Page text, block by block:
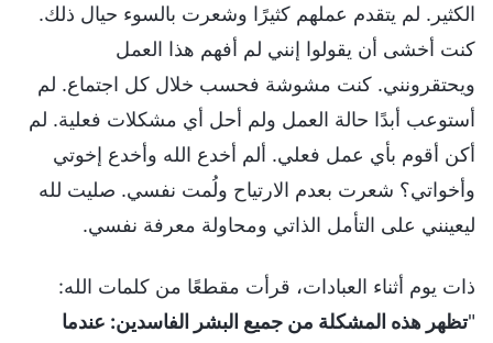
الكثير. لم يتقدم عملهم كثيرًا وشعرت بالسوء حيال ذلك.
كنت أخشى أن يقولوا إنني لم أفهم هذا العمل
ويحتقرونني. كنت مشوشة فحسب خلال كل اجتماع. لم
أستوعب أبدًا حالة العمل ولم أحل أي مشكلات فعلية. لم
أكن أقوم بأي عمل فعلي. ألم أخدع الله وأخدع إخوتي
وأخواتي؟ شعرت بعدم الارتياح ولُمت نفسي. صليت لله
ليعينني على التأمل الذاتي ومحاولة معرفة نفسي.
ذات يوم أثناء العبادات، قرأت مقطعًا من كلمات الله:
"تظهر هذه المشكلة من جميع البشر الفاسدين: عندما